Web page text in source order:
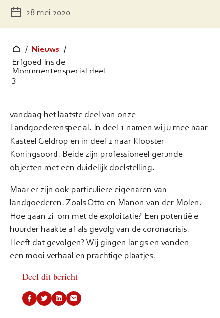
28 mei 2020
/ Nieuws /
Erfgoed Inside
Monumentenspecial deel
3
vandaag het laatste deel van onze
Landgoederenspecial. In deel 1 namen wij u mee naar
Kasteel Geldrop en in deel 2 naar Klooster
Koningsoord. Beide zijn professioneel gerunde
objecten met een duidelijk doelstelling.
Maar er zijn ook particuliere eigenaren van
landgoederen. Zoals Otto en Manon van der Molen.
Hoe gaan zij om met de exploitatie? Een potentiële
huurder haakte af als gevolg van de coronacrisis.
Heeft dat gevolgen? Wij gingen langs en vonden
een mooi verhaal en prachtige plaatjes.
Deel dit bericht